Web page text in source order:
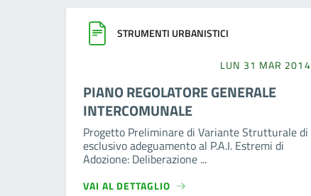
STRUMENTI URBANISTICI
LUN 31 MAR 2014
PIANO REGOLATORE GENERALE
INTERCOMUNALE
Progetto Preliminare di Variante Strutturale di
esclusivo adeguamento al P.A.I. Estremi di
Adozione: Deliberazione ...
VAI AL DETTAGLIO